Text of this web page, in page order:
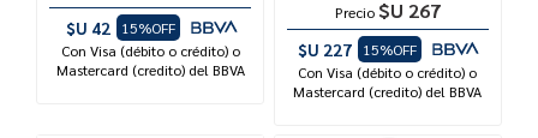
$U 42
15%OFF
Con Visa (débito o crédito) o
Mastercard (credito) del BBVA
Precio $U 267
$U 227
15%OFF
Con Visa (débito o crédito) o
Mastercard (credito) del BBVA